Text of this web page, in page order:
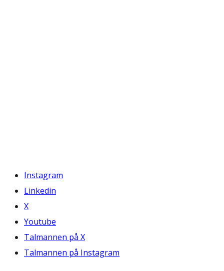
Instagram
Linkedin
X
Youtube
Talmannen på X
Talmannen på Instagram